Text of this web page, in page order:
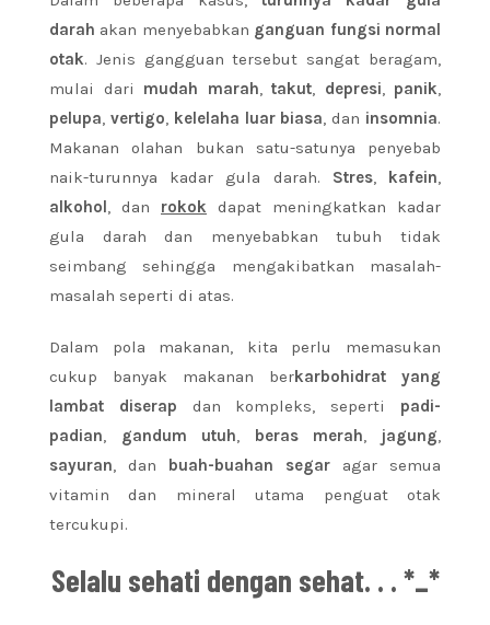
darah akan menyebabkan ganguan fungsi normal
otak. Jenis gangguan tersebut sangat beragam,
mulai dari mudah marah, takut, depresi, panik,
pelupa, vertigo, kelelaha luar biasa, dan insomnia.
Makanan olahan bukan satu-satunya penyebab
naik-turunnya kadar gula darah. Stres, kafein,
alkohol , dan rokok dapat meningkatkan kadar
gula darah dan menyebabkan tubuh tidak
seimbang sehingga mengakibatkan masalah-
masalah seperti di atas.
Dalam pola makanan, kita perlu memasukan
cukup banyak makanan berkarbohidrat yang
lambat diserap dan kompleks, seperti
padi-
padian, gandum utuh, beras merah, jagung,
sayuran, dan buah-buahan segar agar semua
vitamin dan mineral utama penguat otak
tercukupi.
Selalu sehati dengan sehat. . . *_*